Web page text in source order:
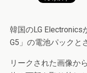
韓国のLG Electronics
G5」の電池パックと
リークされた画像か